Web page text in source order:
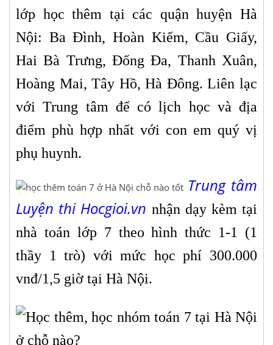
lớp học thêm tại các quận huyện Hà
Nội: Ba Đình, Hoàn Kiếm, Cầu Giấy,
Hai Bà Trưng, Đống Đa, Thanh Xuân,
Hoàng Mai, Tây Hồ, Hà Đông. Liên lạc
với Trung tâm để có lịch học và địa
điểm phù hợp nhất với con em quý vị
phụ huynh.
Trung tâm
Luyện thi Hocgioi.vn nhận dạy kèm tại
nhà toán lớp 7 theo hình thức 1-1 (1
thầy 1 trò) với mức học phí 300.000
vnđ/1,5 giờ tại Hà Nội.